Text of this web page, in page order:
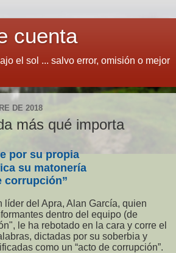
cuenta
el sol ... salvo error, omisión o mejor
DE 2018
más qué importa
por su propia
su matonería
corrupción”
líder del Apra, Alan García, quien
dentro del equipo (de
le ha rebotado en la cara y corre el
dictadas por su soberbia y
como un “acto de corrupción”.